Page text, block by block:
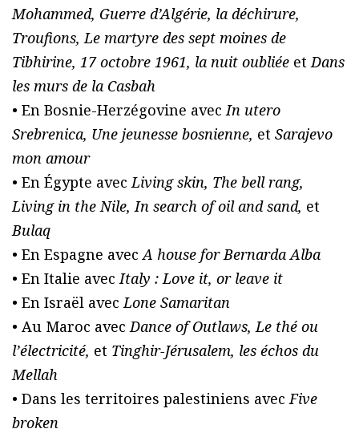
Mohammed, Guerre d’Algérie, la déchirure,
Troufions, Le martyre des sept moines de
Tibhirine, 17 octobre 1961, la nuit oubliée etDans
les murs de la Casbah
• En Bosnie-Herzégovine avec In utero
Srebrenica, Une jeunesse bosnienne, et Sarajevo
mon amour
• En Égypte avec Living skin, The bell rang,
Living in the Nile, In search of oil and sand, et
Bulaq
• En Espagne avecA house for Bernarda Alba
• En Italie avec Italy : Love it, or leave it
• En Israël avec Lone Samaritan
• Au Maroc avecDance of Outlaws, Le thé ou
l’électricité, et Tinghir-Jérusalem, les échos du
Mellah
• Dans les territoires palestiniens avec Five
broken